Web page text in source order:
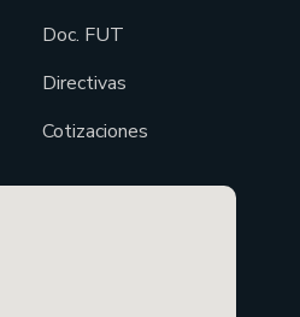
Doc. FUT
Directivas
Cotizaciones